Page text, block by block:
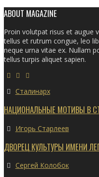
ABOUT MAGAZINE
Proin volutpat risus et augue
tellus et rutrum congue, leo
neque urna vitae ex. Nullam
tellus turpis aliquet sapien.
Сталинарх
НАЦИОНАЛЬНЫЕ МОТИВЫ В
Игорь Старлеев
ДВОРЕЦ КУЛЬТУРЫ ИМЕНИ
Сергей Колобок